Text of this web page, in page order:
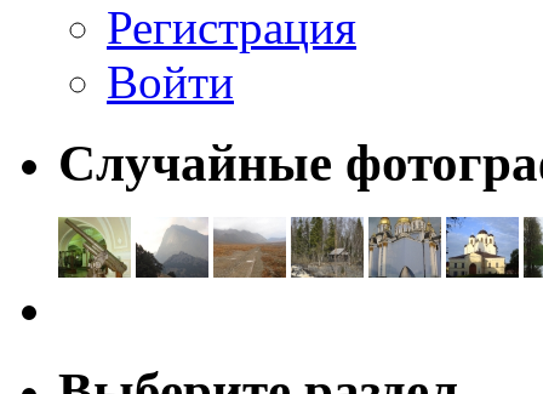
Регистрация
Войти
Случайные